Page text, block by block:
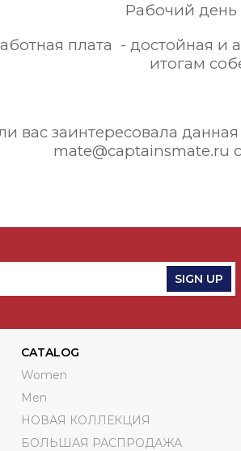
Рабочий день
плата - достойная и
итогам
вас заинтересовала
mate@captainsmate.ru
SIGN UP
CATALOG
Women
Men
НОВАЯ КОЛЛЕКЦИЯ
БОЛЬШАЯ РАСПРОДАЖА